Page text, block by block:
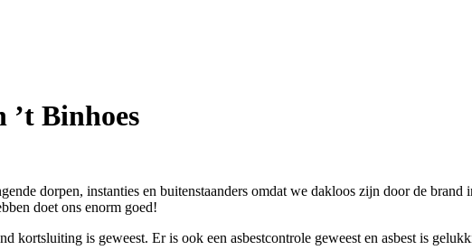
’t Binhoes
dorpen, instanties en buitenstaanders omdat we dakloos zijn door de
doet ons enorm goed!
kortsluiting is geweest. Er is ook een asbestcontrole geweest en asbest is